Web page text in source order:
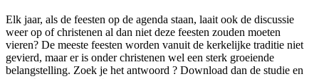
Elk jaar, als de feesten op de agenda staan, laait ook de discussie
weer op of christenen al dan niet deze feesten zouden moeten
vieren? De meeste feesten worden vanuit de kerkelijke traditie niet
gevierd, maar er is onder christenen wel een sterk groeiende
belangstelling. Zoek je het antwoord ? Download dan de studie en